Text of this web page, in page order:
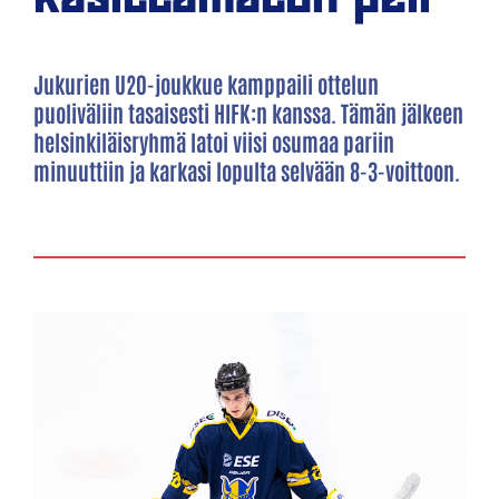
Jukurien U20-joukkue kamppaili ottelun
puoliväliin tasaisesti HIFK:n kanssa. Tämän jälkeen
helsinkiläisryhmä latoi viisi osumaa pariin
minuuttiin ja karkasi lopulta selvään 8-3-voittoon.